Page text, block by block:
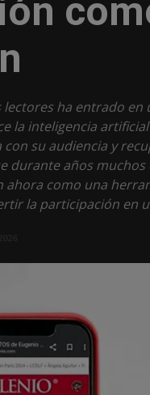
ha entrado
la inteligencia
su audiencia y
durante años
como una
la participación en